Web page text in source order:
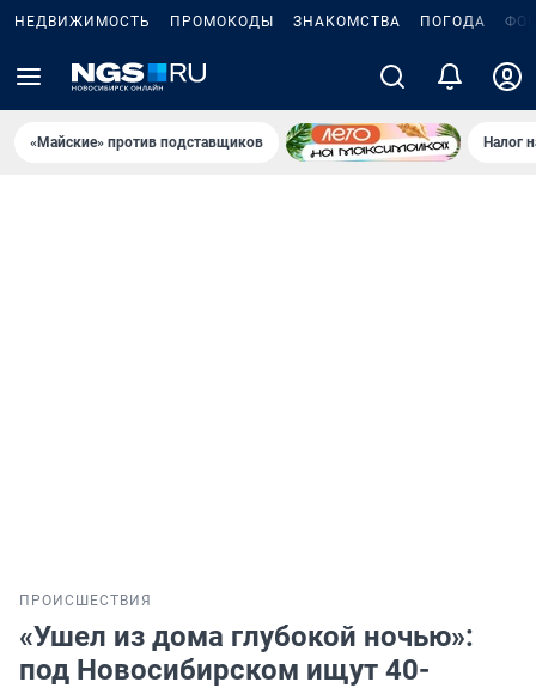
НЕДВИЖИМОСТЬ ПРОМОКОДЫ ЗНАКОМСТВА ПОГОДА
«Майские» против подставщиков Налог
ПРОИСШЕСТВИЯ
«Ушел из дома глубокой ночью»:
под Новосибирском ищут 40-